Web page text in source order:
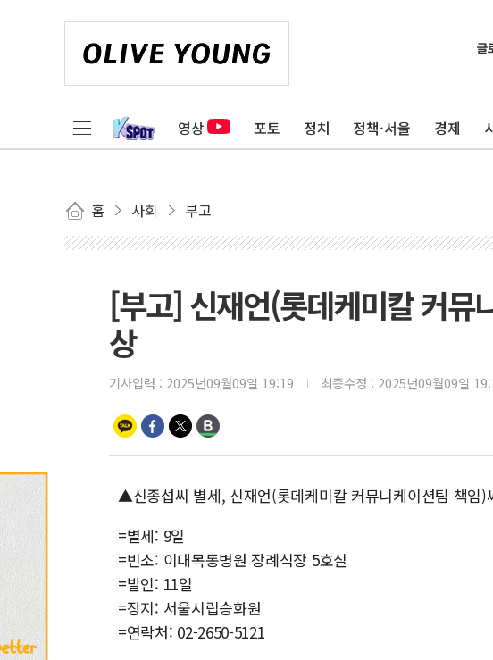
영상 포토 정치 정책·서울 경제
홈 사회 부고
[부고] 신재언(롯데케미칼 커뮤
상
기사입력 : 2025년09월09일 19:19 최종수정 : 2025년09월09일
▲신종섭씨 별세, 신재언(롯데케미칼 커뮤니케이션팀 책임)
=별세: 9일
=빈소: 이대목동병원 장례식장 5호실
=발인: 11일
=장지: 서울시립승화원
=연락처: 02-2650-5121